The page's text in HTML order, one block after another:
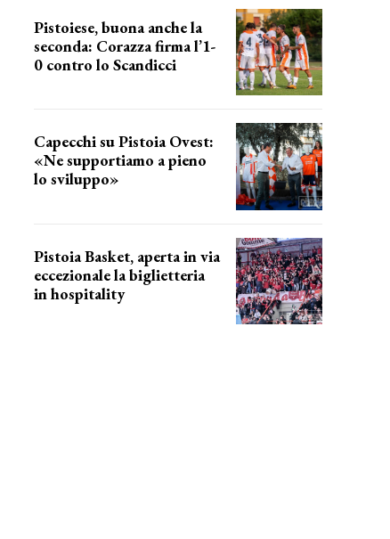
Pistoiese, buona anche la
seconda: Corazza firma l’1-
0 contro lo Scandicci
Capecchi su Pistoia Ovest:
«Ne supportiamo a pieno
lo sviluppo»
Pistoia Basket, aperta in via
eccezionale la biglietteria
in hospitality